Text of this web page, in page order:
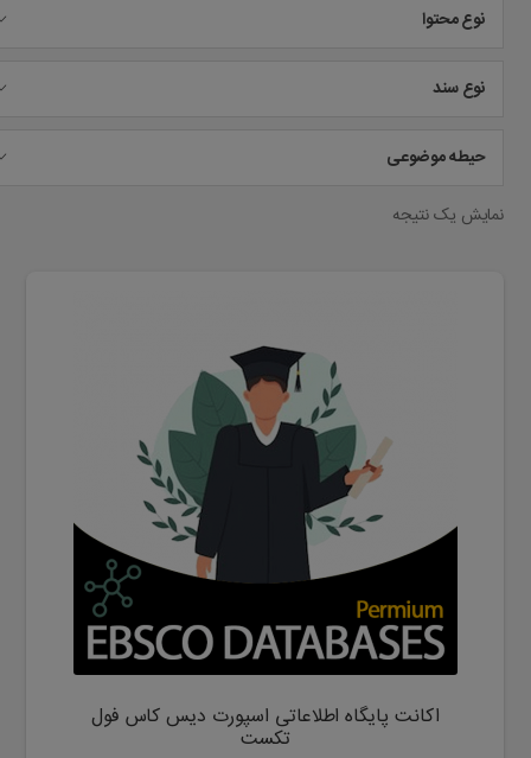
نوع محتوا
نوع سند
حیطه موضوعی
نمایش یک نتیجه
اکانت پایگاه اطلاعاتی اسپورت دیس کاس فول
تکست
ها
است
صفحه
انتخاب